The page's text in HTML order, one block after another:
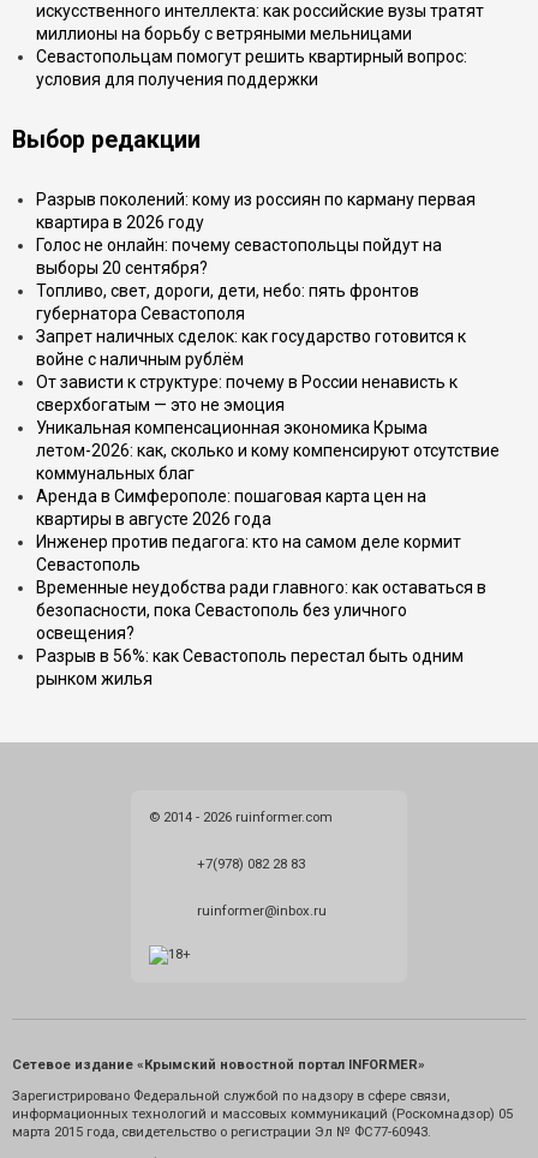
искусственного интеллекта: как российские вузы тратят
миллионы на борьбу с ветряными мельницами
Севастопольцам помогут решить квартирный вопрос:
условия для получения поддержки
Выбор редакции
Разрыв поколений: кому из россиян по карману первая
квартира в 2026 году
Голос не онлайн: почему севастопольцы пойдут на
выборы 20 сентября?
Топливо, свет, дороги, дети, небо: пять фронтов
губернатора Севастополя
Запрет наличных сделок: как государство готовится к
войне с наличным рублём
От зависти к структуре: почему в России ненависть к
сверхбогатым — это не эмоция
Уникальная компенсационная экономика Крыма
летом-2026: как, сколько и кому компенсируют отсутствие
коммунальных благ
Аренда в Симферополе: пошаговая карта цен на
квартиры в августе 2026 года
Инженер против педагога: кто на самом деле кормит
Севастополь
Временные неудобства ради главного: как оставаться в
безопасности, пока Севастополь без уличного
освещения?
Разрыв в 56%: как Севастополь перестал быть одним
рынком жилья
© 2014 - 2026 ruinformer.com
+7(978) 082 28 83
ruinformer@inbox.ru
Сетевое издание «Крымский новостной портал INFORMER»
Зарегистрировано Федеральной службой по надзору в сфере связи,
информационных технологий и массовых коммуникаций (Роскомнадзор) 05
марта 2015 года, свидетельство о регистрации Эл № ФС77-60943.